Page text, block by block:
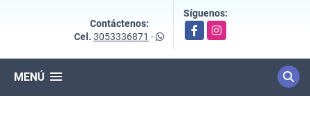
Contáctenos:
Cel. 3053336871 -
Síguenos:
FacebookInstagram
MENÚ